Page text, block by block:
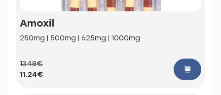
Amoxil
250mg | 500mg | 625mg | 1000mg
13.48€
11.24€